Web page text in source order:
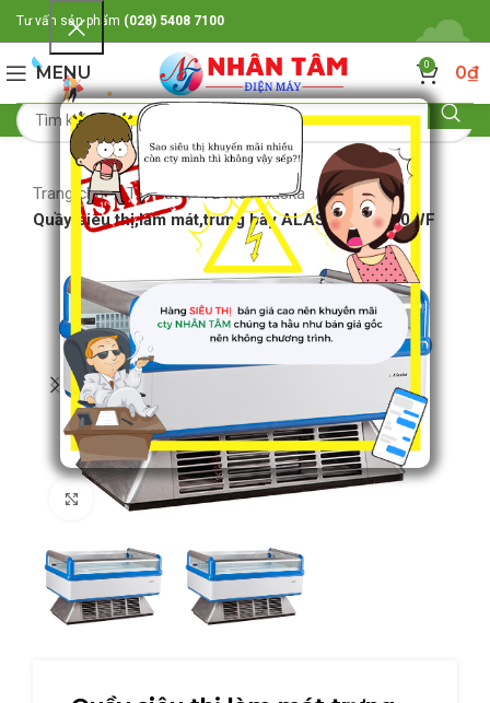
Tư vấn sản phẩm (028) 5408 7100
MENU 0 0₫
Trang chủ Tủ mát
Tủ mát Alaska
Quầy siêu thị,làm mát,trưng bày ALASKA DK-300WF
Click to enlarge